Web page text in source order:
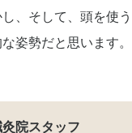
、そして、頭を使
姿勢だと思います。
院スタッフ